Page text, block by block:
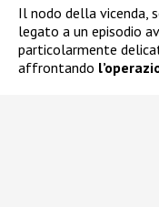
Il nodo della vicenda,
legato a un episodio
particolarmente
affrontando